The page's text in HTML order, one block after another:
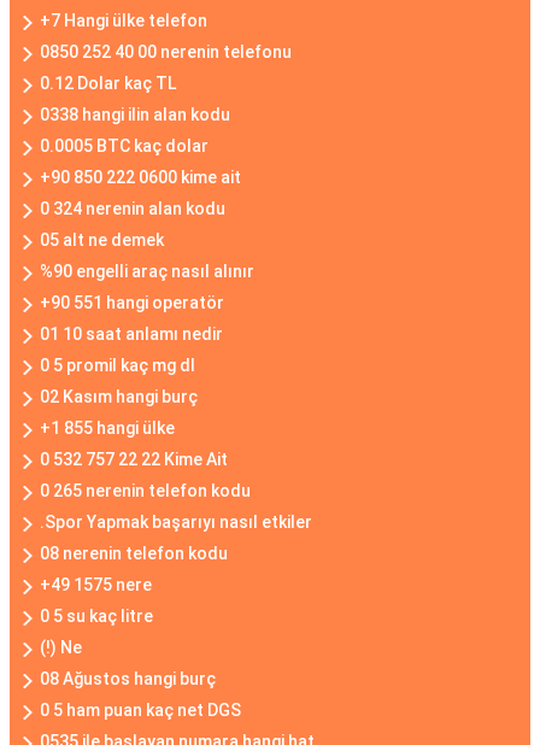
+7 Hangi ülke telefon
0850 252 40 00 nerenin telefonu
0.12 Dolar kaç TL
0338 hangi ilin alan kodu
0.0005 BTC kaç dolar
+90 850 222 0600 kime ait
0 324 nerenin alan kodu
05 alt ne demek
%90 engelli araç nasıl alınır
+90 551 hangi operatör
01 10 saat anlamı nedir
0 5 promil kaç mg dl
02 Kasım hangi burç
+1 855 hangi ülke
0 532 757 22 22 Kime Ait
0 265 nerenin telefon kodu
.Spor Yapmak başarıyı nasıl etkiler
08 nerenin telefon kodu
+49 1575 nere
0 5 su kaç litre
(!) Ne
08 Ağustos hangi burç
0 5 ham puan kaç net DGS